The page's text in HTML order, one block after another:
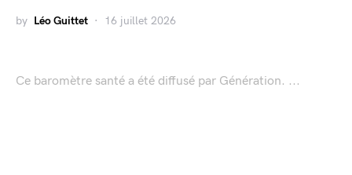
by Léo Guittet 16 juillet 2026
Ce baromètre santé a été diffusé par Génération. ...